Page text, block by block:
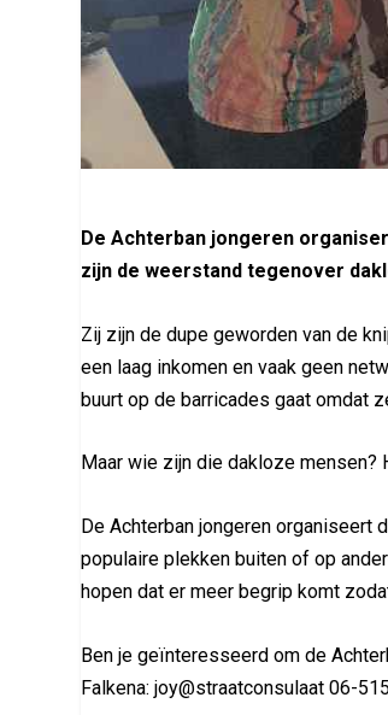
De Achterban jongeren
zijn de weerstand tegenover
Zij zijn de dupe geworden van de
een laag inkomen en vaak geen
buurt op de barricades gaat omdat
Maar wie zijn die dakloze
De Achterban jongeren organiseert
populaire plekken buiten of op
hopen dat er meer begrip komt
Ben je geïnteresseerd om de
Falkena: joy@straatconsulaat 06-